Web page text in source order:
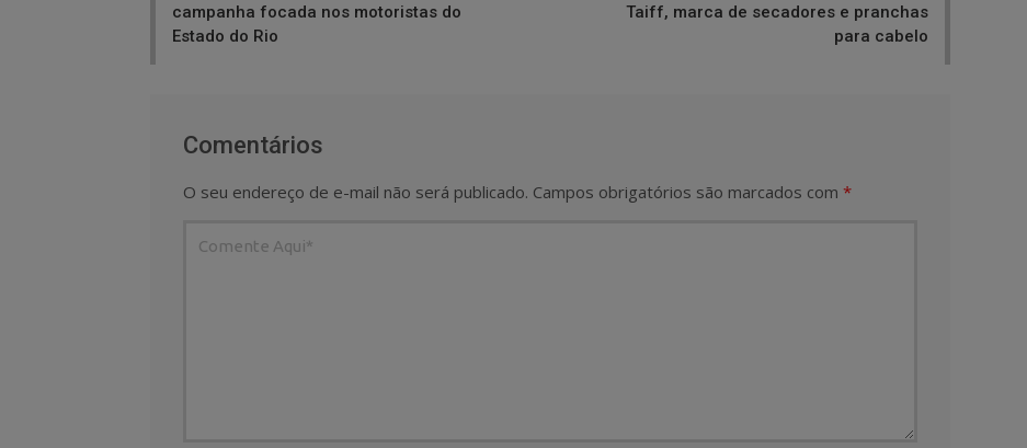
campanha focada nos motoristas do
Estado do Rio
Taiff, marca de secadores e pranchas
para cabelo
Comentários
O seu endereço de e-mail não será publicado. Campos obrigatórios são marcados com *